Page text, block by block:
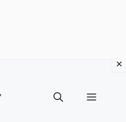
Menu